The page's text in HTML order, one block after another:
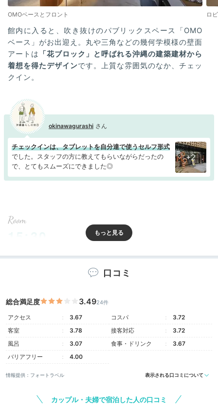
OMOベースとフロント ロ
館内に入ると、吹き抜けのパブリックスペース「OMO
ベース」がお出迎え。丸や三角などの幾何学模様の壁面
アートは 「花ブロック」と呼ばれる沖縄の建築建材から
着想を得たデザインです。上質な雰囲気のなか、チェッ
クイン。
okinawagurashi
チェックインは、タブレットを自分達で使うセルフ形式
でした。スタッフの方に教えてもらいながらだったの
で、とてもスムーズにできました◎
+2
Room
全室にソファ完備
南国風の機能的な客室
ツインルーム
口コミ
総合満足度 3.4924件
アクセス 3.67 コスパ
3.72
客室
3.78 接客対応
3.72
風呂
3.07 食事・ドリンク
3.67
バリアフリー
4.00
情報提供：フォートラベル 表示される口コミについて
カップル・夫婦で宿泊した人の口コミ